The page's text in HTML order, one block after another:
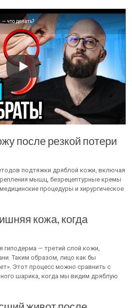
что делать?
после резкой потери
подтяжки дряблой кожи, включая
мышц, безрецептурные кремы
процедуры и хирургическое
кожа, когда
гиподерма — третий слой кожи,
Таким образом, лицо как бы
Этот процесс можно сравнить с
шарика, когда мы видим дряблую